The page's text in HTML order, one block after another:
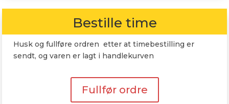
Bestille time
Husk og fullføre ordren etter at timebestilling er
sendt, og varen er lagt i handlekurven
Fullfør ordre